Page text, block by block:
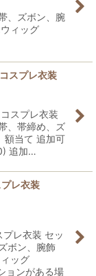
、ズボン、腕
ィッグ
スプレ衣装
スプレ衣装
、帯締め、ズ
額当て 追加可
追加…
プレ衣装
プレ衣装 セッ
ボン、腕飾
ッグ
ョンがある場